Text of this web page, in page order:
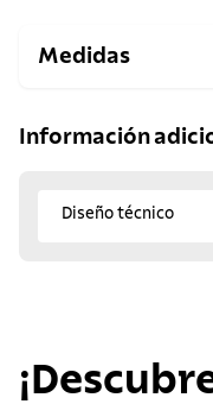
Medidas
Información
Diseño técnico